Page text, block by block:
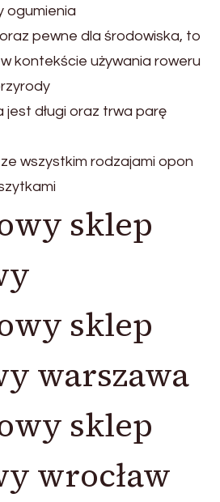
ogumienia
pewne dla środowiska, to
kontekście używania roweru
jest długi oraz trwa parę
wszystkim rodzajami opon
sklep
sklep
warszawa
sklep
wrocław